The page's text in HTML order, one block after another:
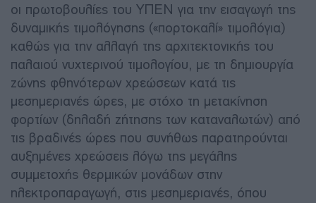
οι πρωτοβουλίες του ΥΠΕΝ για την εισαγωγή της
δυναμικής τιμολόγησης («πορτοκαλί» τιμολόγια)
καθώς για την αλλαγή της αρχιτεκτονικής του
παλαιού νυχτερινού τιμολογίου, με τη δημιουργία
ζώνης φθηνότερων χρεώσεων κατά τις
μεσημεριανές ώρες, με στόχο τη μετακίνηση
φορτίων (δηλαδή ζήτησης των καταναλωτών) από
τις βραδινές ώρες που συνήθως παρατηρούνται
αυξημένες χρεώσεις λόγω της μεγάλης
συμμετοχής θερμικών μονάδων στην
ηλεκτροπαραγωγή, στις μεσημεριανές, όπου